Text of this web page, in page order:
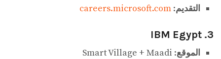
التقديم:
careers.microsoft.com
3. IBM Egypt
الموقع: Smart Village + Maadi